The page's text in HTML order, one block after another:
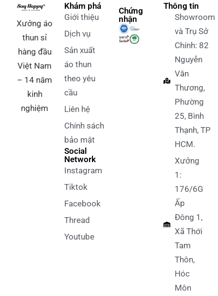
Xưởng áo
thun sỉ
hàng đầu
Việt Nam
– 14 năm
kinh
nghiệm
Khám phá
Giới thiệu
Dịch vụ
Sản xuất
áo thun
theo yêu
cầu
Liên hệ
Chính sách
bảo mật
Social
Network
Instagram
Tiktok
Facebook
Thread
Youtube
Chứng
nhận
Thông tin
Showroom
và Trụ Sở
Chính: 82
Nguyễn
Văn
Thương,
Phường
25, Bình
Thạnh, TP
HCM.
Xưởng
1:
176/6G
Ấp
Đông 1,
Xã Thới
Tam
Thôn,
Hóc
Môn